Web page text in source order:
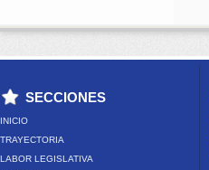
SECCIONES
INICIO
TRAYECTORIA
LABOR LEGISLATIVA